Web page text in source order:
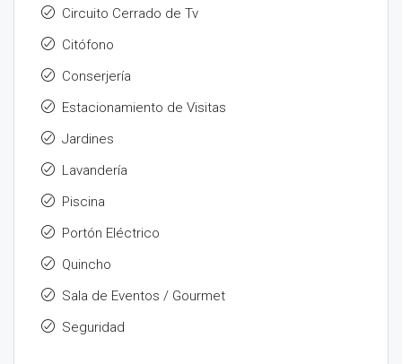
Circuito Cerrado de Tv
Citófono
Conserjería
Estacionamiento de Visitas
Jardines
Lavandería
Piscina
Portón Eléctrico
Quincho
Sala de Eventos / Gourmet
Seguridad